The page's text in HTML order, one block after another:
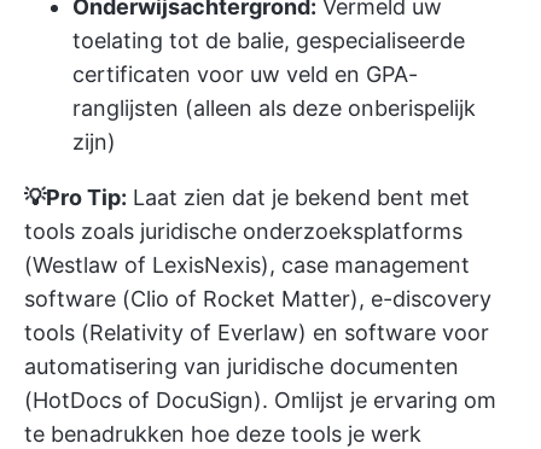
Onderwijsachtergrond: Vermeld uw
toelating tot de balie, gespecialiseerde
certificaten voor uw veld en GPA-
ranglijsten (alleen als deze onberispelijk
zijn)
💡Pro Tip: Laat zien dat je bekend bent met
tools zoals juridische onderzoeksplatforms
(Westlaw of LexisNexis), case management
software (Clio of Rocket Matter), e-discovery
tools (Relativity of Everlaw) en software voor
automatisering van juridische documenten
(HotDocs of DocuSign). Omlijst je ervaring om
te benadrukken hoe deze tools je werk